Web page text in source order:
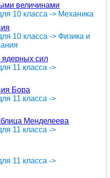
величинами
10 класса -> Механика
10 класса -> Физика и
сил
11 класса ->
Бора
11 класса ->
Менделеева
11 класса ->
11 класса ->